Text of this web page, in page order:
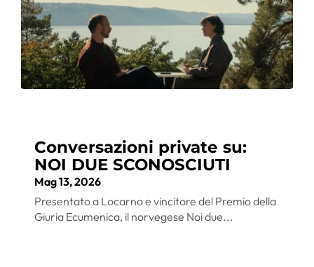
Conversazioni private su:
NOI DUE SCONOSCIUTI
Mag 13, 2026
Presentato a Locarno e vincitore del Premio della
Giuria Ecumenica, il norvegese Noi due...